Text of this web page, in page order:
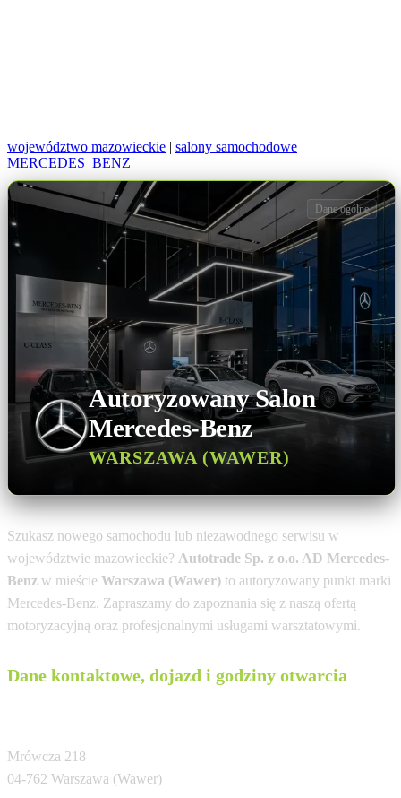
województwo mazowieckie | salony samochodowe
MERCEDES_BENZ
Autoryzowany Salon
Mercedes-Benz
WARSZAWA (WAWER)
Dane ogólne
Szukasz nowego samochodu lub niezawodnego serwisu w
województwie mazowieckie? Autotrade Sp. z o.o. AD Mercedes-
Benz w mieście Warszawa (Wawer) to autoryzowany punkt marki
Mercedes-Benz. Zapraszamy do zapoznania się z naszą ofertą
motoryzacyjną oraz profesjonalnymi usługami warsztatowymi.
Dane kontaktowe, dojazd i godziny otwarcia
Mrówcza 218
04-762 Warszawa (Wawer)